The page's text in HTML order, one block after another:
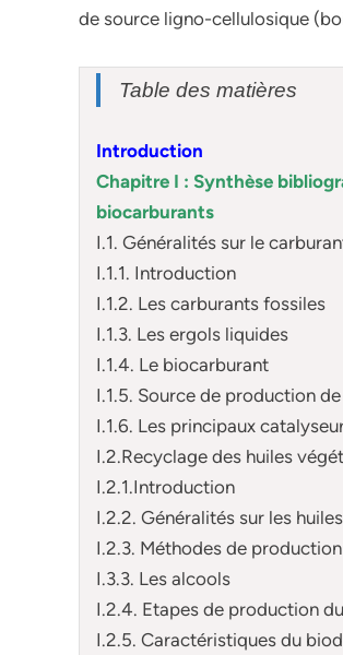
de source ligno-cellulosique
Table des matières
Introduction
Chapitre I : Synthèse
biocarburants
I.1. Généralités sur le
I.1.1. Introduction
I.1.2. Les carburants fossiles
I.1.3. Les ergols liquides
I.1.4. Le biocarburant
I.1.5. Source de production
I.1.6. Les principaux
I.2.Recyclage des huiles
I.2.1.Introduction
I.2.2. Généralités sur les
I.2.3. Méthodes de
I.3.3. Les alcools
I.2.4. Etapes de production
I.2.5. Caractéristiques du